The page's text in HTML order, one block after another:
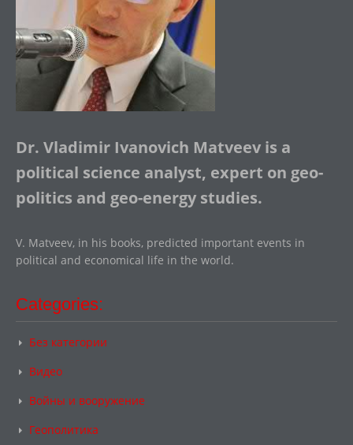
Dr. Vladimir Ivanovich Matveev is a
political science analyst, expert on geo-
politics and geo-energy studies.
V. Matveev, in his books, predicted important events in
political and economical life in the world.
Categories:
Без категории
Видео
Войны и вооружение
Геополитика